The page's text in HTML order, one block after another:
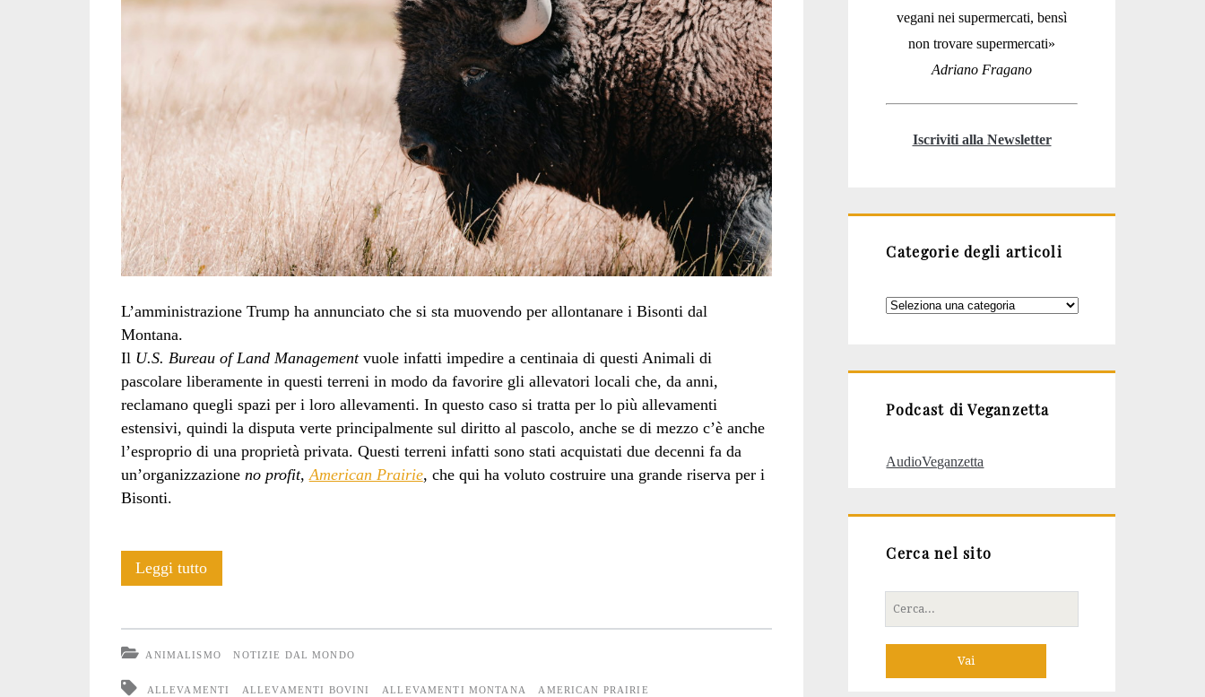
L’amministrazione Trump ha annunciato che si sta muovendo per allontanare i Bisonti dal
Montana.
Il U.S. Bureau of Land Managementvuole infatti impedire a centinaia di questi Animali di
pascolare liberamente in questi terreni in modo da favorire gli allevatori locali che, da anni,
reclamano quegli spazi per i loro allevamenti. In questo caso si tratta per lo più allevamenti
estensivi, quindi la disputa verte principalmente sul diritto al pascolo, anche se di mezzo c’è anche
l’esproprio di una proprietà privata. Questi terreni infatti sono stati acquistati due decenni fa da
un’organizzazione no profit,American Prairie, che qui ha voluto costruire una grande riserva per i
Bisonti.
Leggi tuttoUSA:
ANIMALISMO NOTIZIE DAL MONDO
ALLEVAMENTI ALLEVAMENTI BOVINI ALLEVAMENTI MONTANA AMERICAN PRAIRIE
vegani nei supermercati, bensì
non trovare supermercati»
Adriano Fragano
Iscriviti alla Newsletter
Categorie degli articoli
Categorie
Podcast di Veganzetta
AudioVeganzetta
Cerca nel sito
Cerca
per: